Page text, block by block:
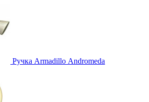
Ручка Armadillo Аndromeda